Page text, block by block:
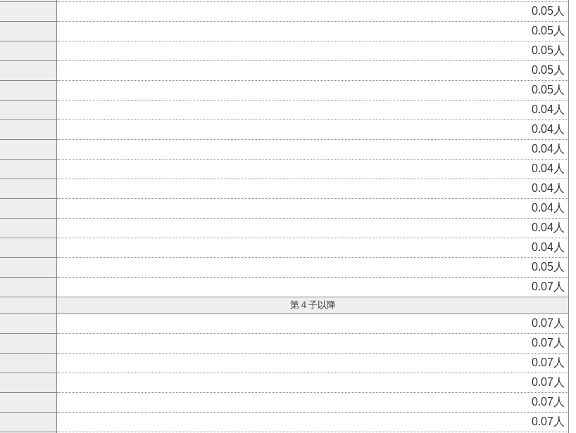
0.05人
0.05人
0.05人
0.05人
0.05人
0.04人
0.04人
0.04人
0.04人
0.04人
0.04人
0.04人
0.04人
0.05人
0.07人
第４子以降
0.07人
0.07人
0.07人
0.07人
0.07人
0.07人